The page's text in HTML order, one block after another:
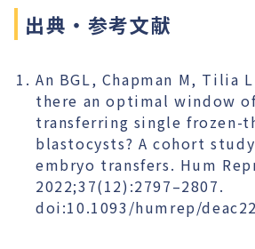
出典・参考文献
An BGL, Chapman M, Tilia
there an optimal window
transferring single frozen-
blastocysts? A cohort
embryo transfers. Hum
2022;37(12):2797–2807.
doi:10.1093/humrep/